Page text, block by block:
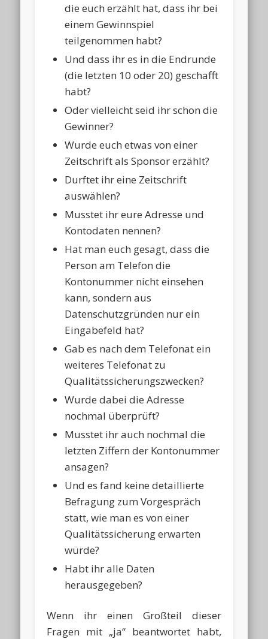
die euch erzählt hat, dass ihr bei
einem Gewinnspiel
teilgenommen habt?
Und dass ihr es in die Endrunde
(die letzten 10 oder 20) geschafft
habt?
Oder vielleicht seid ihr schon die
Gewinner?
Wurde euch etwas von einer
Zeitschrift als Sponsor erzählt?
Durftet ihr eine Zeitschrift
auswählen?
Musstet ihr eure Adresse und
Kontodaten nennen?
Hat man euch gesagt, dass die
Person am Telefon die
Kontonummer nicht einsehen
kann, sondern aus
Datenschutzgründen nur ein
Eingabefeld hat?
Gab es nach dem Telefonat ein
weiteres Telefonat zu
Qualitätssicherungszwecken?
Wurde dabei die Adresse
nochmal überprüft?
Musstet ihr auch nochmal die
letzten Ziffern der Kontonummer
ansagen?
Und es fand keine detaillierte
Befragung zum Vorgespräch
statt, wie man es von einer
Qualitätssicherung erwarten
würde?
Habt ihr alle Daten
herausgegeben?
Wenn ihr einen Großteil dieser
Fragen mit „ja“ beantwortet habt,